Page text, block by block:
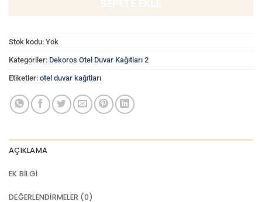
Stok kodu: Yok
Kategoriler: Dekoros Otel Duvar Kağıtları 2
Etiketler: otel duvar kağıtları
AÇIKLAMA
EK BILGI
DEĞERLENDIRMELER (0)